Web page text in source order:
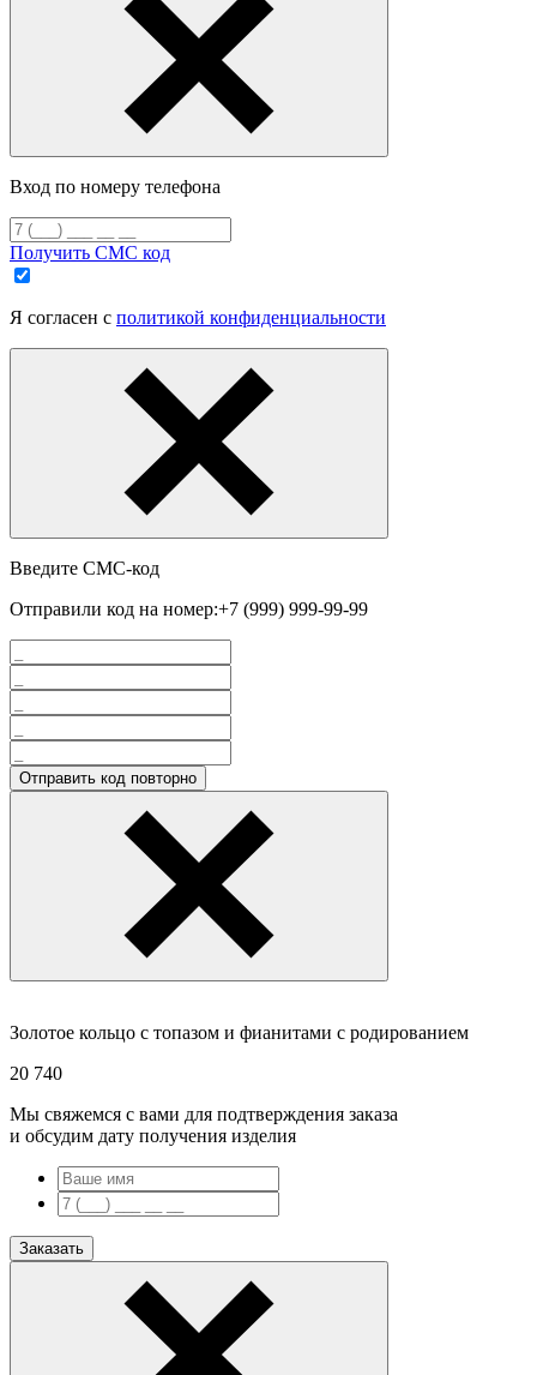
Вход по номеру телефона
Получить СМС код
Я согласен с политикой конфиденциальности
Введите СМС-код
Отправили код на номер:+7 (999) 999-99-99
Отправить код повторно
Золотое кольцо с топазом и фианитами с родированием
20 740
Мы свяжемся с вами для подтверждения заказа
и обсудим дату получения изделия
Заказать